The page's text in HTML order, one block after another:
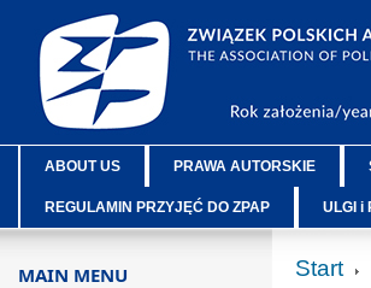
ABOUT US PRAWA AUTORSKIE
REGULAMIN PRZYJĘĆ DO ZPAP ULGI i
Start
MAIN MENU